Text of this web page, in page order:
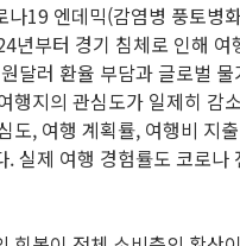
나19 엔데믹(감염병 풍토병
년부터 경기 침체로 인해 여
달러 환율 부담과 글로벌 물
행지의 관심도가 일제히 감
도, 여행 계획률, 여행비 지
. 실제 여행 경험률도 코로나